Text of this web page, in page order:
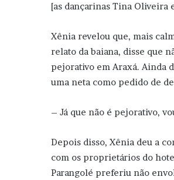
[as dançarinas Tina Oliveira
Xênia revelou que, mais
relato da baiana, disse que
pejorativo em Araxá. Ainda
uma neta como pedido de
– Já que não é pejorativo,
Depois disso, Xênia deu a
com os proprietários do
Parangolé preferiu não